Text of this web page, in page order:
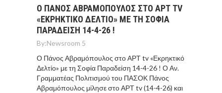
Ο ΠΆΝΟΣ ΑΒΡΑΜΌΠΟΥΛΟΣ ΣΤΟ ΑΡΤ TV
«ΕΚΡΗΚΤΙΚΌ ΔΕΛΤΊΟ» ΜΕ ΤΗ ΣΟΦΊΑ
ΠΑΡΑΔΕΊΣΗ 14-4-26 !
By:Newsroom 5
Ο Πάνος Αβραμόπουλος στο ΑΡΤ tv «Εκρηκτικό
Δελτίο» με τη Σοφία Παραδείση 14-4-26 ! Ο Αν.
Γραμματέας Πολιτισμού του ΠΑΣΟΚ Πάνος
Αβραμόπουλος μίλησε στο ΑΡΤ tv (14-4-26) και